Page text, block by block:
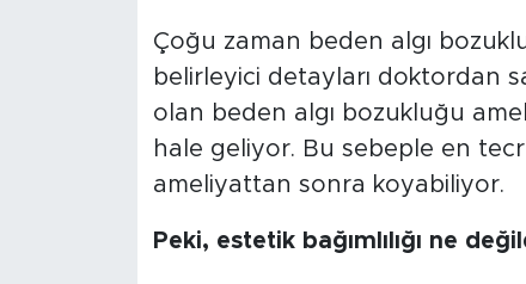
Çoğu zaman beden algı
belirleyici detayları doktordan
olan beden algı bozukluğu
hale geliyor. Bu sebeple en
ameliyattan sonra koyabiliyor.
Peki, estetik bağımlılığı ne